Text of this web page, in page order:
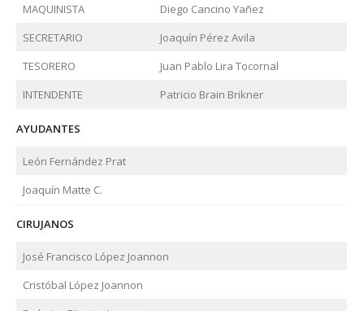
MAQUINISTA
Diego Cancino Yañez
SECRETARIO
Joaquín Pérez Avila
TESORERO
Juan Pablo Lira Tocornal
INTENDENTE
Patricio Brain Brikner
AYUDANTES
León Fernández Prat
Joaquín Matte C.
CIRUJANOS
José Francisco López Joannon
Cristóbal López Joannon